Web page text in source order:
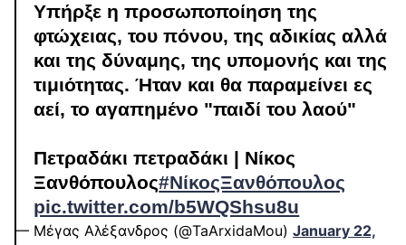
Υπήρξε η προσωποποίηση της
φτώχειας, του πόνου, της αδικίας αλλά
και της δύναμης, της υπομονής και της
τιμιότητας. Ήταν και θα παραμείνει ες
αεί, το αγαπημένο "παιδί του λαού"
Πετραδάκι πετραδάκι | Νίκος
Ξανθόπουλος#ΝίκοςΞανθόπουλος
pic.twitter.com/b5WQShsu8u
— Μέγας Αλέξανδρος (@TaArxidaMou) January 22,